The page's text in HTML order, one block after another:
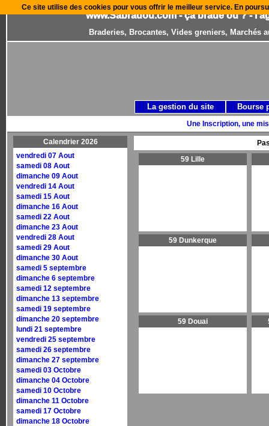
www.Sabradou.com - ça brade où ? -
Braderies, Brocantes, Vides greniers, Marchés
Une Inscription, une
Calendrier 2026
vendredi 07 Aout
samedi 08 Aout
dimanche 09 Aout
vendredi 14 Aout
samedi 15 Aout
dimanche 16 Aout
samedi 22 Aout
dimanche 23 Aout
vendredi 28 Aout
samedi 29 Aout
dimanche 30 Aout
samedi 5 septembre
dimanche 6 septembre
samedi 12 septembre
dimanche 13 septembre
samedi 19 septembre
dimanche 20 septembre
lundi 21 septembre
vendredi 25 septembre
samedi 26 septembre
dimanche 27 septembre
samedi 03 Octobre
dimanche 04 Octobre
samedi 10 Octobre
dimanche 11 Octobre
samedi 17 Octobre
dimanche 18 Octobre
59 Lille
59 Dunkerque
59 Douai
La gestion du site Bourse
Ce site utilise des cookies pour vous offrir le meilleur service. En